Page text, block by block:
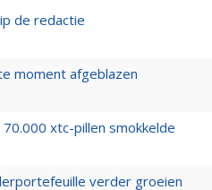
de redactie
moment afgeblazen
xtc-pillen smokkelde
verder groeien